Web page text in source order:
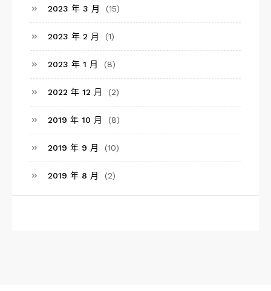
2023 年 3 月 (15)
2023 年 2 月 (1)
2023 年 1 月 (8)
2022 年 12 月 (2)
2019 年 10 月 (8)
2019 年 9 月 (10)
2019 年 8 月 (2)